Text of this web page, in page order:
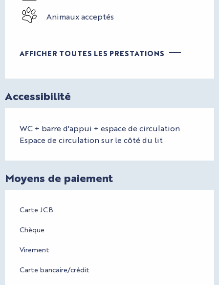
Animaux acceptés
AFFICHER TOUTES LES PRESTATIONS
Accessibilité
WC + barre d'appui + espace de circulation
Espace de circulation sur le côté du lit
Moyens de paiement
Carte JCB
Chèque
Virement
Carte bancaire/crédit